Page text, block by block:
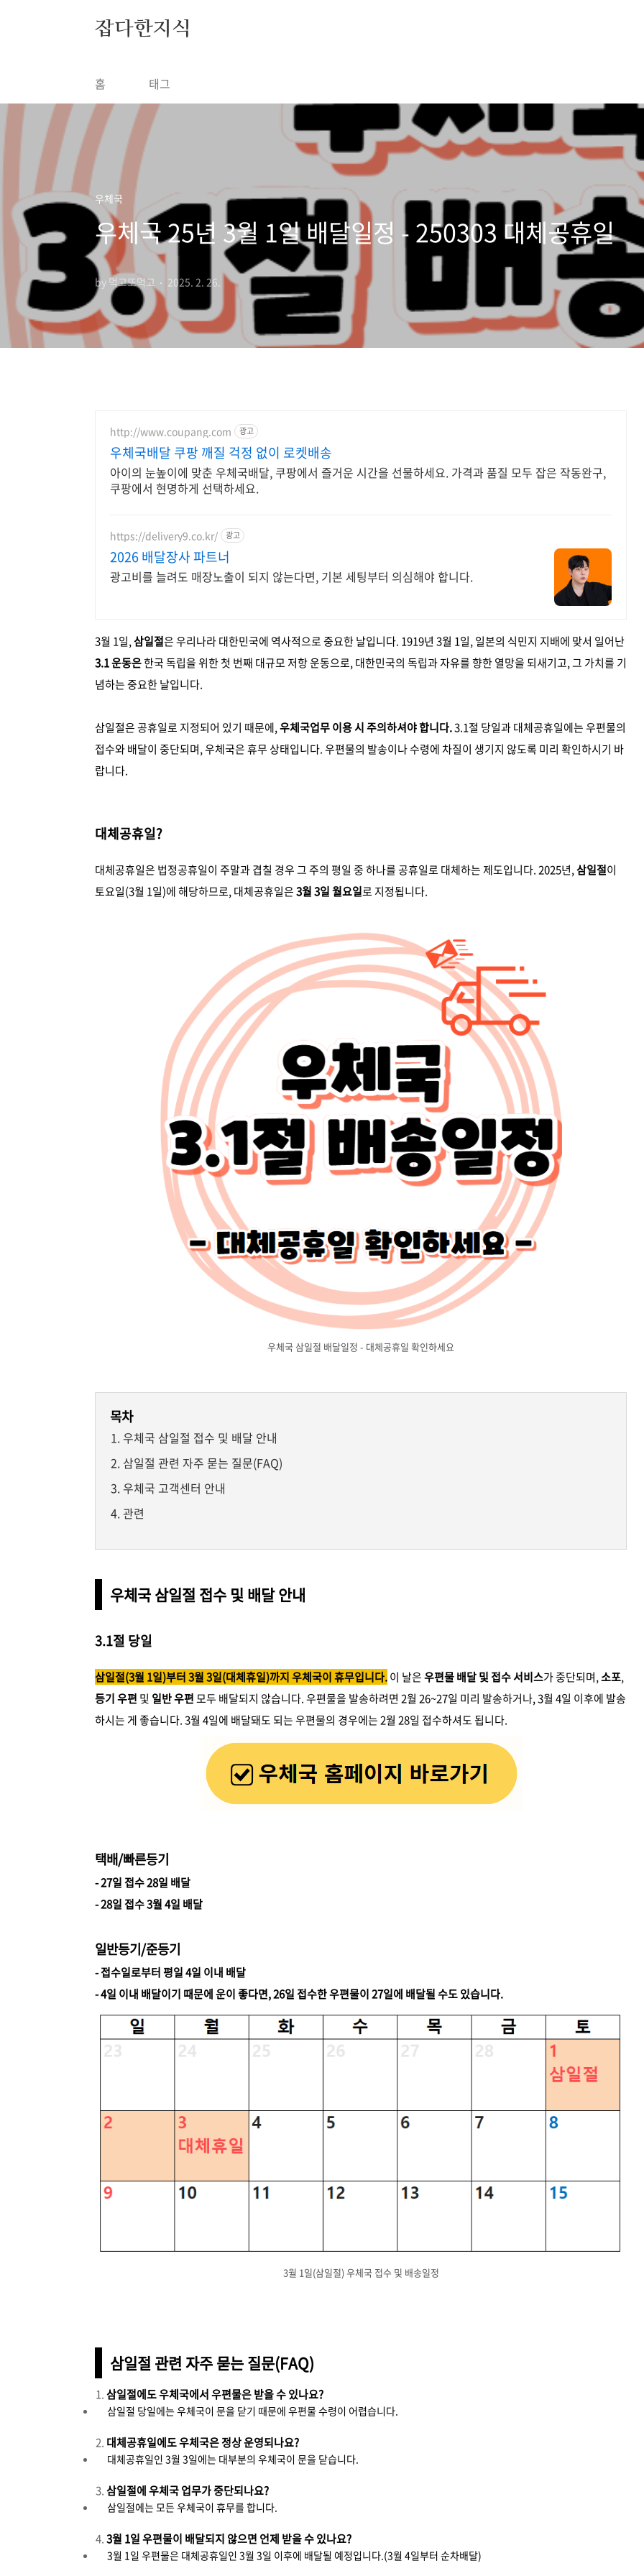
잡다한지식
홈 태그
우체국
우체국 25년 3월 1일 배달일정 - 250303 대체공휴일
by 먹고또먹고 2025. 2. 26.
http://www.coupang.com 광고
우체국배달 쿠팡 깨질 걱정 없이 로켓배송
아이의 눈높이에 맞춘 우체국배달, 쿠팡에서 즐거운 시간을 선물하세요. 가격과 품질 모두 잡은 작동완구,
쿠팡에서 현명하게 선택하세요.
https://delivery9.co.kr/ 광고
2026 배달장사 파트너
광고비를 늘려도 매장노출이 되지 않는다면, 기본 세팅부터 의심해야 합니다.
3월 1일,삼일절은 우리나라 대한민국에 역사적으로 중요한 날입니다. 1919년 3월 1일, 일본의 식민지 지배에 맞서 일어난
3.1 운동은한국 독립을 위한 첫 번째 대규모 저항 운동으로, 대한민국의 독립과 자유를 향한 열망을 되새기고, 그 가치를 기
념하는 중요한 날입니다.
삼일절은 공휴일로 지정되어 있기 때문에,우체국업무 이용 시 주의하셔야 합니다.3.1절 당일과 대체공휴일에는 우편물의
접수와 배달이 중단되며, 우체국은 휴무 상태입니다. 우편물의 발송이나 수령에 차질이 생기지 않도록 미리 확인하시기 바
랍니다.
대체공휴일?
대체공휴일은 법정공휴일이 주말과 겹칠 경우 그 주의 평일 중 하나를 공휴일로 대체하는 제도입니다. 2025년,삼일절이
토요일(3월 1일)에 해당하므로, 대체공휴일은3월 3일 월요일로 지정됩니다.
우체국 삼일절 배달일정 - 대체공휴일 확인하세요
목차
우체국 삼일절 접수 및 배달 안내
삼일절 관련 자주 묻는 질문(FAQ)
우체국 고객센터 안내
관련
우체국 삼일절 접수 및 배달 안내
3.1절 당일
삼일절(3월 1일)부터 3월 3일(대체휴일)까지 우체국이 휴무입니다.이 날은우편물 배달 및 접수 서비스가 중단되며,소포,
등기 우편 및 일반 우편모두 배달되지 않습니다. 우편물을 발송하려면 2월 26~27일 미리 발송하거나, 3월 4일 이후에 발송
하시는 게 좋습니다. 3월 4일에 배달돼도 되는 우편물의 경우에는 2월 28일 접수하셔도 됩니다.
택배/빠른등기
- 27일 접수 28일 배달
- 28일 접수 3월 4일 배달
일반등기/준등기
- 접수일로부터 평일 4일 이내 배달
- 4일 이내 배달이기 때문에 운이 좋다면, 26일 접수한 우편물이 27일에 배달될 수도 있습니다.
3월 1일(삼일절) 우체국 접수 및 배송일정
삼일절 관련 자주 묻는 질문(FAQ)
삼일절에도 우체국에서 우편물은 받을 수 있나요?
삼일절 당일에는 우체국이 문을 닫기 때문에 우편물 수령이 어렵습니다.
대체공휴일에도 우체국은 정상 운영되나요?
대체공휴일인 3월 3일에는 대부분의 우체국이 문을 닫습니다.
삼일절에 우체국 업무가 중단되나요?
삼일절에는 모든 우체국이 휴무를 합니다.
3월 1일 우편물이 배달되지 않으면 언제 받을 수 있나요?
3월 1일 우편물은 대체공휴일인 3월 3일 이후에 배달될 예정입니다.(3월 4일부터 순차배달)